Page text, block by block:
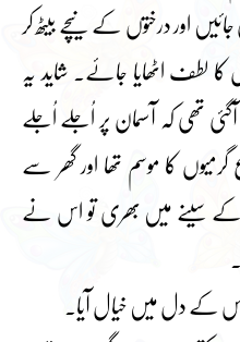
اور درختوں کے نیچے بیٹھ کر
کا لطف اٹھایا جائے۔ شاید یہ
کہ آسمان پر اُجلے اُجلے
کا موسم تھا اور گھر سے
کے سینے میں بھری تو اس نے
کے دل میں خیال آیا۔